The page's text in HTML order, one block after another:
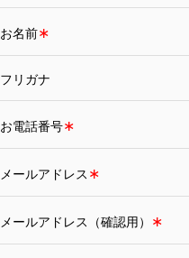
お名前∗
フリガナ
お電話番号∗
メールアドレス ∗
メールアドレス（確認用） ∗